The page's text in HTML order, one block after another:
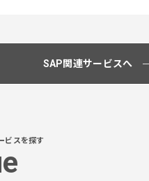
SAP関連サービスへ
ビスを探す